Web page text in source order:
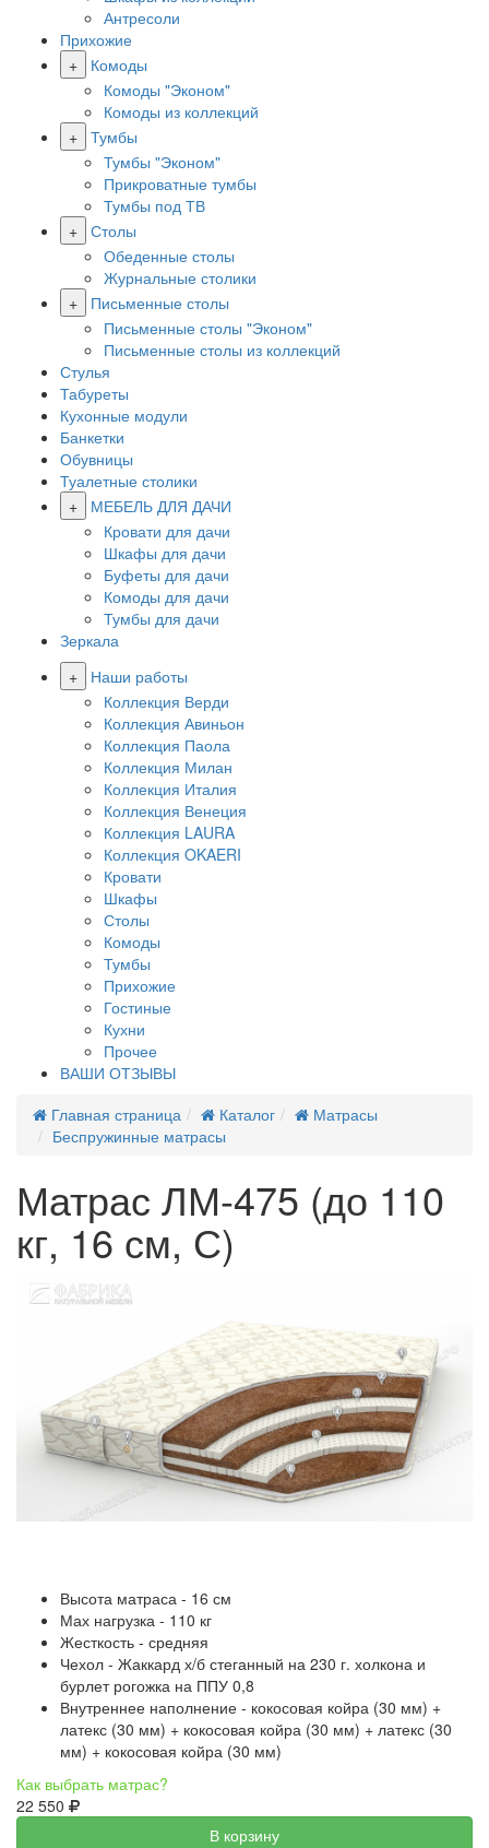
Антресоли
Прихожие
+
Комоды
Комоды "Эконом"
Комоды из коллекций
+ Тумбы
Тумбы "Эконом"
Прикроватные тумбы
Тумбы под ТВ
+ Столы
Обеденные столы
Журнальные столики
+
Письменные столы
Письменные столы "Эконом"
Письменные столы из коллекций
Стулья
Табуреты
Кухонные модули
Банкетки
Обувницы
Туалетные столики
+
МЕБЕЛЬ ДЛЯ ДАЧИ
Кровати для дачи
Шкафы для дачи
Буфеты для дачи
Комоды для дачи
Тумбы для дачи
Зеркала
+
Наши работы
Коллекция Верди
Коллекция Авиньон
Коллекция Паола
Коллекция Милан
Коллекция Италия
Коллекция Венеция
Коллекция LAURA
Коллекция OKAERI
Кровати
Шкафы
Столы
Комоды
Тумбы
Прихожие
Гостиные
Кухни
Прочее
ВАШИ ОТЗЫВЫ
Главная страница
Каталог
Матрасы
Беспружинные матрасы
Матрас ЛМ-475 (до 110
кг, 16 см, С)
Высота матраса - 16 см
Мах нагрузка - 110 кг
Жесткость - средняя
Чехол - Жаккард х/б стеганный на 230 г. холкона и
бурлет рогожка на ППУ 0,8
Внутреннее наполнение - кокосовая койра (30 мм) +
латекс (30 мм) + кокосовая койра (30 мм) + латекс (30
мм) + кокосовая койра (30 мм)
Как выбрать матрас?
22 550
В корзину